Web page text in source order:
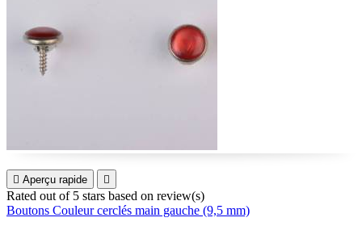
 Aperçu rapide 
Rated out of 5 stars based on review(s)
Boutons Couleur cerclés main gauche (9,5 mm)